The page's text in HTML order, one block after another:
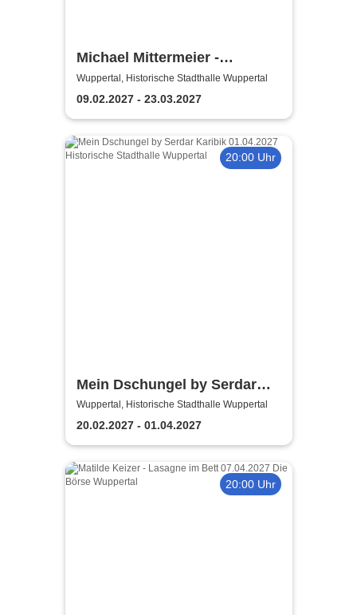
Michael Mittermeier -
OLDBOY... sind wir bald da?
Wuppertal, Historische Stadthalle Wuppertal
09.02.2027 - 23.03.2027
20:00 Uhr
Mein Dschungel by Serdar
Karibik
Wuppertal, Historische Stadthalle Wuppertal
20.02.2027 - 01.04.2027
20:00 Uhr